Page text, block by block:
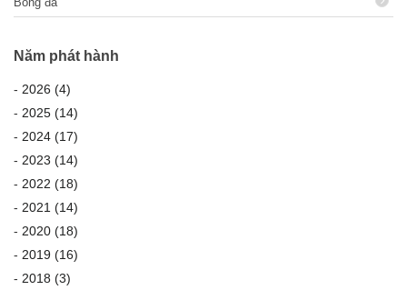
Năm phát hành
- 2026 (4)
- 2025 (14)
- 2024 (17)
- 2023 (14)
- 2022 (18)
- 2021 (14)
- 2020 (18)
- 2019 (16)
- 2018 (3)